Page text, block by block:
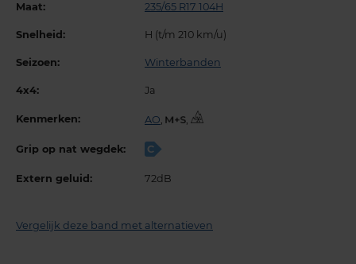
Maat: 235/65 R17 104H
Snelheid: H (t/m 210 km/u)
Seizoen: Winterbanden
4x4: Ja
Kenmerken: AO, ,
Grip op nat wegdek: C
Extern geluid: 72dB
Vergelijk deze band met alternatieven